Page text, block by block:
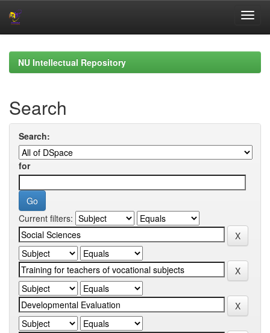
navigationNU Intellectual Repository
Search
Search:
for
Current filters: